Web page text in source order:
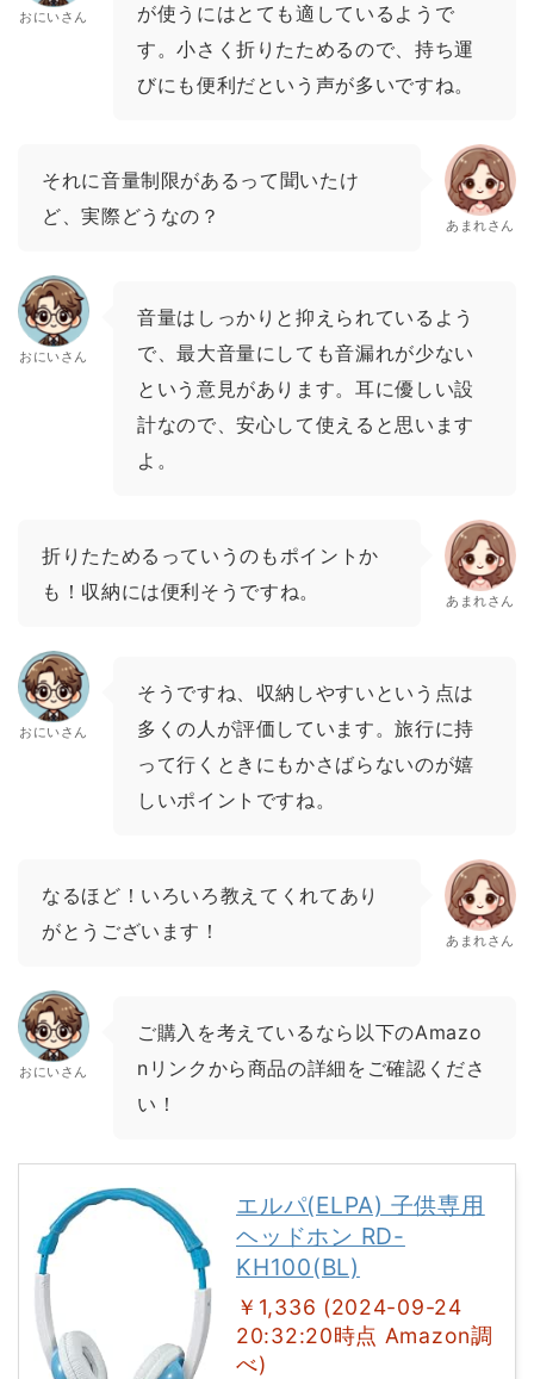
おにいさん
が使うにはとても適しているようで
す。小さく折りたためるので、持ち運
びにも便利だという声が多いですね。
それに音量制限があるって聞いたけ
ど、実際どうなの？
あまれさん
おにいさん
音量はしっかりと抑えられているよう
で、最大音量にしても音漏れが少ない
という意見があります。耳に優しい設
計なので、安心して使えると思います
よ。
折りたためるっていうのもポイントか
も！収納には便利そうですね。
あまれさん
おにいさん
そうですね、収納しやすいという点は
多くの人が評価しています。旅行に持
って行くときにもかさばらないのが嬉
しいポイントですね。
なるほど！いろいろ教えてくれてあり
がとうございます！
あまれさん
おにいさん
ご購入を考えているなら以下のAmazo
nリンクから商品の詳細をご確認くださ
い！
エルパ(ELPA) 子供専用
ヘッドホン RD-
KH100(BL)
￥1,336 (2024-09-24
20:32:20時点 Amazon調
べ)